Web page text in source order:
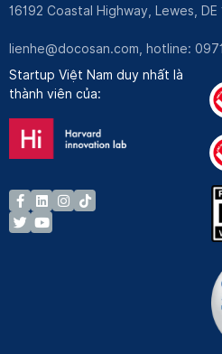
16192 Coastal Highway, Lewes, DE
lienhe@docosan.com , hotline:
Startup Việt Nam duy nhất là
thành viên của: